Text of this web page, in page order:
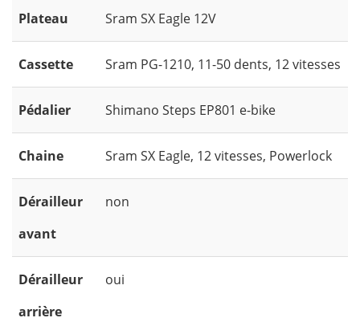
Plateau Sram SX Eagle 12V
Cassette Sram PG-1210, 11-50 dents, 12 vitesses
Pédalier Shimano Steps EP801 e-bike
Chaine Sram SX Eagle, 12 vitesses, Powerlock
Dérailleur
avant
non
Dérailleur
arrière
oui